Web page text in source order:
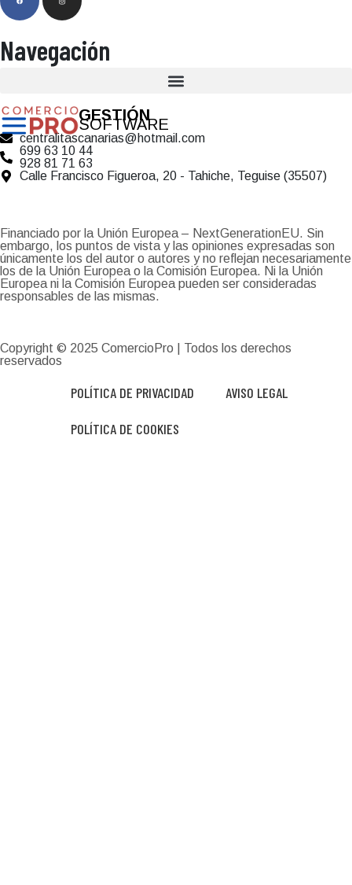
Navegación
GESTIÓN
SOFTWARE
centralitascanarias@hotmail.com
699 63 10 44
928 81 71 63
Calle Francisco Figueroa, 20 - Tahiche, Teguise (35507)
Financiado por la Unión Europea – NextGenerationEU. Sin
embargo, los puntos de vista y las opiniones expresadas son
únicamente los del autor o autores y no reflejan necesariamente
los de la Unión Europea o la Comisión Europea. Ni la Unión
Europea ni la Comisión Europea pueden ser consideradas
responsables de las mismas.
Copyright © 2025 ComercioPro | Todos los derechos
reservados
POLÍTICA DE PRIVACIDAD AVISO LEGAL
POLÍTICA DE COOKIES